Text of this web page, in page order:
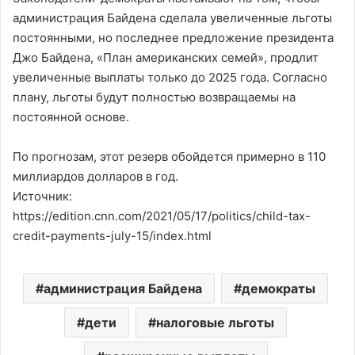
администрация Байдена сделала увеличенные льготы
постоянными, но последнее предложение президента
Джо Байдена, «План американских семей», продлит
увеличенные выплаты только до 2025 года. Согласно
плану, льготы будут полностью возвращаемы на
постоянной основе.
По прогнозам, этот резерв обойдется примерно в 110
миллиардов долларов в год.
Источник:
https://edition.cnn.com/2021/05/17/politics/child-tax-
credit-payments-july-15/index.html
администрация Байдена демократы
дети налоговые льготы